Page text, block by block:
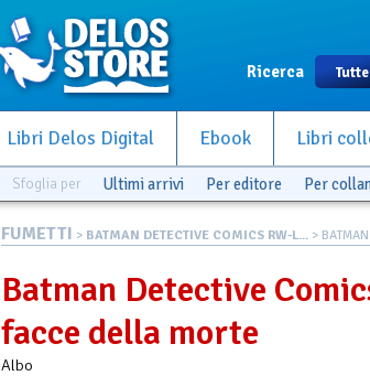
Ricerca
Libri Delos Digital Ebook Libri
Sfoglia per Ultimi arrivi Per editore Per
FUMETTI > BATMAN DETECTIVE COMICS RW-L... >
Batman Detective
facce della morte
Albo